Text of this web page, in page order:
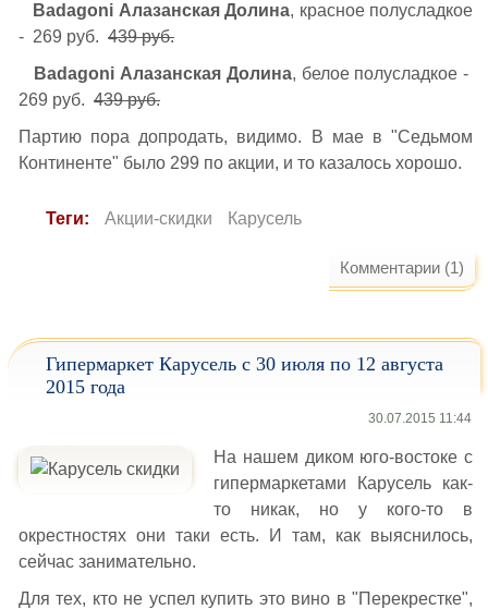
Badagoni Алазанская Долина, красное полусладкое
- 269 руб. 439 руб.
Badagoni Алазанская Долина, белое полусладкое -
269 руб. 439 руб.
Партию пора допродать, видимо. В мае в "Седьмом
Континенте" было 299 по акции, и то казалось хорошо.
Теги: Акции-скидки Карусель
Комментарии (1)
Гипермаркет Карусель с 30 июля по 12 августа
2015 года
30.07.2015 11:44
На нашем диком юго-востоке с
гипермаркетами Карусель как-
то никак, но у кого-то в
окрестностях они таки есть. И там, как выяснилось,
сейчас занимательно.
Для тех, кто не успел купить это вино в "Перекрестке",